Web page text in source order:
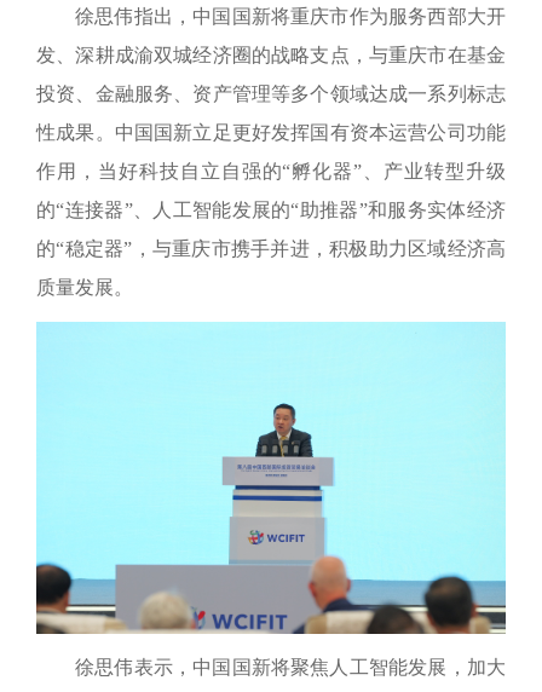
徐思伟指出，中国国新将重庆市作为服务西部大开
发、深耕成渝双城经济圈的战略支点，与重庆市在基金
投资、金融服务、资产管理等多个领域达成一系列标志
性成果。中国国新立足更好发挥国有资本运营公司功能
作用，当好科技自立自强的“孵化器”、产业转型升级
的“连接器”、人工智能发展的“助推器”和服务实体经济
的“稳定器”，与重庆市携手并进，积极助力区域经济高
质量发展。
徐思伟表示，中国国新将聚焦人工智能发展，加大